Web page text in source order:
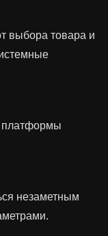
выбора товара и
платформы
незаметным